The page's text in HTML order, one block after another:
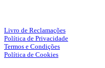
Livro de Reclamações
Política de Privacidade
Termos e Condições
Política de Cookies